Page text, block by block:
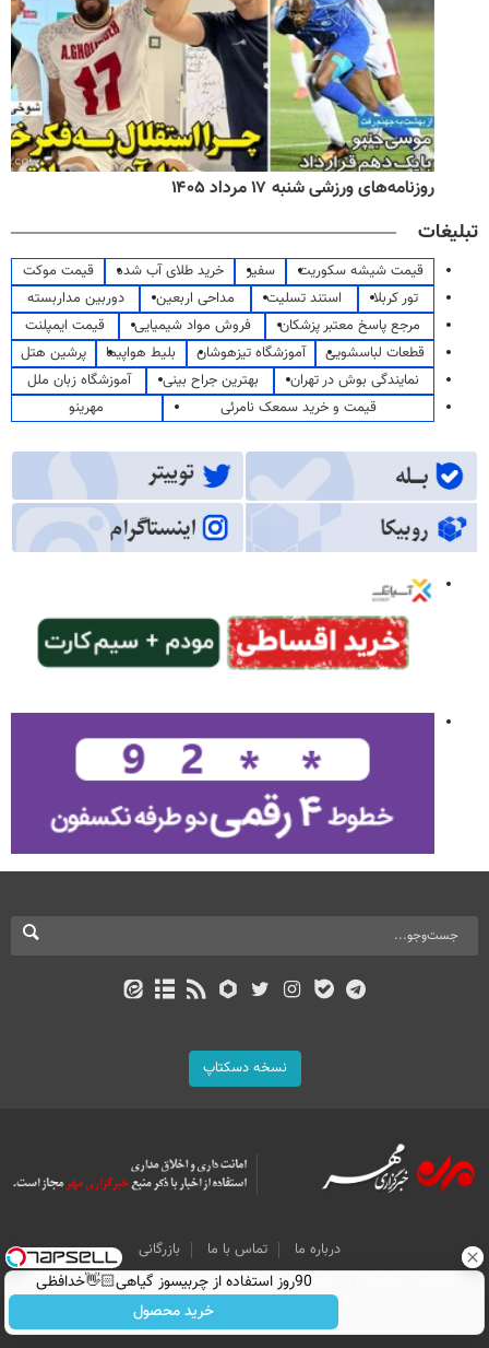
روزنامه‌های ورزشی شنبه ۱۷ مرداد ۱۴۰۵
تبلیغات
قیمت شیشه سکوریت سفیر خرید طلای آب شده
قیمت موکت
تور کربلا
استند تسلیت مداحی اربعین
دوربین مداربسته
مرجع پاسخ معتبر پزشکان
فروش مواد شیمیایی
قیمت ایمپلنت
قطعات لباسشویی
آموزشگاه تیزهوشان بلیط هواپیما
پرشین هتل
نمایندگی بوش در تهران
بهترین جراح بینی
آموزشگاه زبان ملل
قیمت و خرید سمعک نامرئی
مهرینو
نسخه دسکتاپ
درباره ما تماس با ما
بازرگانی
All Content by Mehr News Agency is licensed under a Creative Commons
Attribution 4.0 International License.
90روز استفاده از چربیسوز گیاهی👋🏻خدافظی
همیشگی با چاقی!خرید با تخفیف
خرید محصول